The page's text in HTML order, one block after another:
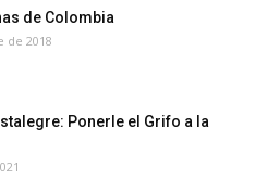
de Colombia
de 2018
Ponerle el Grifo a la